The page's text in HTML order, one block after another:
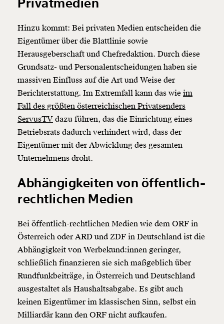
Privatmedien
Hinzu kommt: Bei privaten Medien entscheiden die
Eigentümer über die Blattlinie sowie
Herausgeberschaft und Chefredaktion. Durch diese
Grundsatz- und Personalentscheidungen haben sie
massiven Einfluss auf die Art und Weise der
Berichterstattung. Im Extremfall kann das wie im
Fall des größten österreichischen Privatsenders
ServusTV dazu führen, das die Einrichtung eines
Betriebsrats dadurch verhindert wird, dass der
Eigentümer mit der Abwicklung des gesamten
Unternehmens droht.
Abhängigkeiten von öffentlich-
rechtlichen Medien
Bei öffentlich-rechtlichen Medien wie dem ORF in
Österreich oder ARD und ZDF in Deutschland ist die
Abhängigkeit von Werbekund:innen geringer,
schließlich finanzieren sie sich maßgeblich über
Rundfunkbeiträge, in Österreich und Deutschland
ausgestaltet als Haushaltsabgabe. Es gibt auch
keinen Eigentümer im klassischen Sinn, selbst ein
Milliardär kann den ORF nicht aufkaufen.